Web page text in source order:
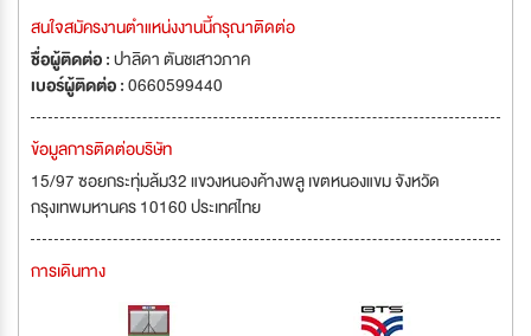
สนใจสมัครงานตำแหน่งงานนี้กรุณาติดต่อ
ชื่อผู้ติดต่อ :ปาลิดา ตันชเสาวภาค
เบอร์ผู้ติดต่อ :0660599440
ข้อมูลการติดต่อบริษัท
15/97 ซอยกระทุ่มล้ม32 แขวงหนองค้างพลู เขตหนองแขม จังหวัด
กรุงเทพมหานคร 10160 ประเทศไทย
การเดินทาง